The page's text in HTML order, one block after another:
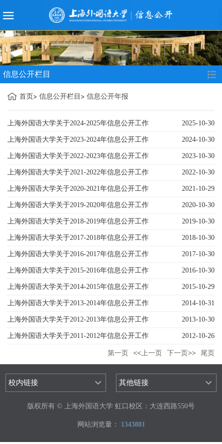
信息公开栏目
首页 信息公开栏目 信息公开年报
上海外国语大学关于2024-2025年信息公开工作
的报告
2025-10-30
上海外国语大学关于2023-2024年信息公开工作
的报告
2024-10-30
上海外国语大学关于2022-2023年信息公开工作
的报告
2023-10-30
上海外国语大学关于2021-2022年信息公开工作
的报告
2022-10-30
上海外国语大学关于2020-2021年信息公开工作
的报告
2021-10-29
上海外国语大学关于2019-2020年信息公开工作
的报告
2020-10-30
上海外国语大学关于2018-2019年信息公开工作
的报告
2019-10-30
上海外国语大学关于2017-2018年信息公开工作
的报告
2018-10-30
上海外国语大学关于2016-2017年信息公开工作
的报告
2017-10-30
上海外国语大学关于2015-2016年信息公开工作
的报告
2016-10-30
上海外国语大学关于2014-2015年信息公开工作
的报告
2015-10-29
上海外国语大学关于2013-2014年信息公开工作
的报告
2014-10-31
上海外国语大学关于2012-2013年信息公开工作
的报告
2013-10-30
上海外国语大学关于2011-2012年信息公开工作 2012-10-26
第一页 <<上一页 下一页>> 尾页
校内链接 其他链接
版权所有 © 上海外国语大学 虹口校区：大连西路550号
网站浏览量： 1343881